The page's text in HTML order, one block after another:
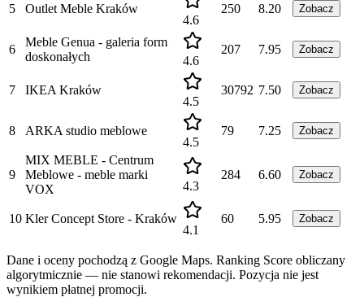
5
Outlet Meble Kraków
4.6
250 8.20 Zobacz
6
Meble Genua - galeria form
doskonałych
4.6
207 7.95 Zobacz
7
IKEA Kraków
4.5
30792 7.50 Zobacz
8
ARKA studio meblowe
4.5
79 7.25 Zobacz
9
MIX MEBLE - Centrum
Meblowe - meble marki
VOX
4.3
284 6.60 Zobacz
10 Kler Concept Store - Kraków
4.1
60 5.95 Zobacz
Dane i oceny pochodzą z Google Maps. Ranking Score obliczany
algorytmicznie — nie stanowi rekomendacji. Pozycja nie jest
wynikiem płatnej promocji.